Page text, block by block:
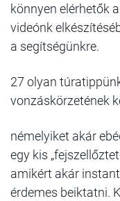
könnyen elérhetők
videónk
a segítségünkre.
27 olyan
vonzáskörzetének
némelyiket akár
egy kis
amikért akár
érdemes beiktatni.